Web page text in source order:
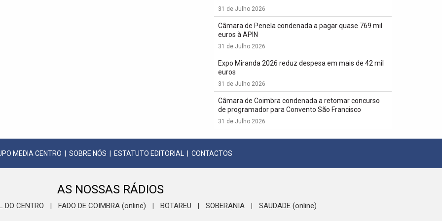
31 de Julho 2026
Câmara de Penela condenada a pagar quase 769 mil
euros à APIN
31 de Julho 2026
Expo Miranda 2026 reduz despesa em mais de 42 mil
euros
31 de Julho 2026
Câmara de Coimbra condenada a retomar concurso
de programador para Convento São Francisco
31 de Julho 2026
MEDIA CENTRO SOBRE NÓS ESTATUTO EDITORIAL CONTACTOS
AS NOSSAS RÁDIOS
DO CENTRO FADO DE COIMBRA (online) BOTAREU SOBERANIA SAUDADE (online)